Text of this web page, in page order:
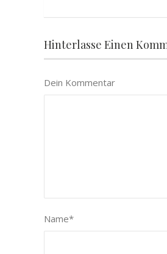
Hinterlasse Einen
Dein Kommentar
Name*